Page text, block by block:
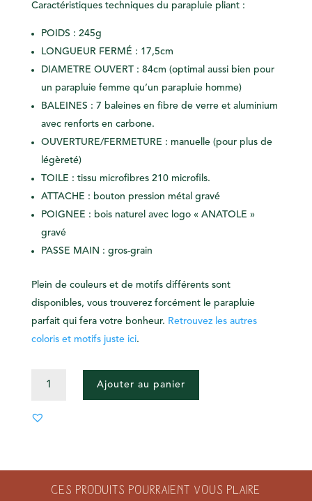
Caractéristiques techniques du parapluie pliant :
POIDS : 245g
LONGUEUR FERMÉ : 17,5cm
DIAMETRE OUVERT : 84cm (optimal aussi bien pour
un parapluie femme qu’un parapluie homme)
BALEINES : 7 baleines en fibre de verre et aluminium
avec renforts en carbone.
OUVERTURE/FERMETURE : manuelle (pour plus de
légèreté)
TOILE : tissu microfibres 210 microfils.
ATTACHE : bouton pression métal gravé
POIGNEE : bois naturel avec logo « ANATOLE »
gravé
PASSE MAIN : gros-grain
Plein de couleurs et de motifs différents sont
disponibles, vous trouverez forcément le parapluie
parfait qui fera votre bonheur. Retrouvez les autres
coloris et motifs juste ici.
Ajouter au panier
Ces produits pourraient vous plaire